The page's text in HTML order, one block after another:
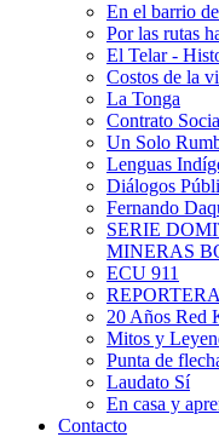
En el barrio
Por las rutas
El Telar -
Costos de la
La Tonga
Contrato
Un Solo
Lenguas
Diálogos
Fernando
SERIE
MINERAS
ECU 911
20 Años Red
Mitos y
Punta de
Laudato Sí
En casa y
Contacto